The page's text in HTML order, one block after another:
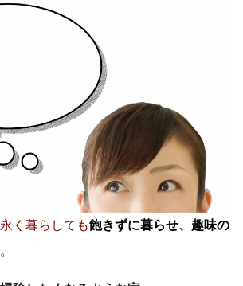
永く暮らしても飽きずに暮らせ、趣味の